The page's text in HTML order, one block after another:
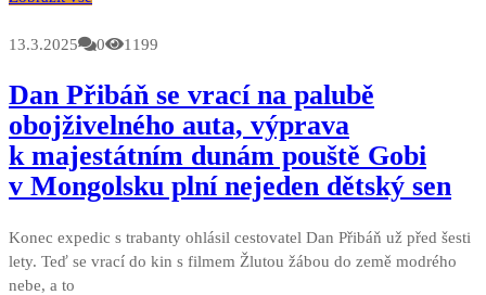
13.3.2025 0 1199
Dan Přibáň se vrací na palubě
obojživelného auta, výprava
k majestátním dunám pouště Gobi
v Mongolsku plní nejeden dětský sen
Konec expedic s trabanty ohlásil cestovatel Dan Přibáň už před šesti
lety. Teď se vrací do kin s filmem Žlutou žábou do země modrého
nebe, a to